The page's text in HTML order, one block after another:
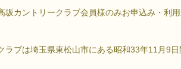
カントリークラブ会員様のみお申込み・利
ラブは埼玉県東松山市にある昭和33年11月9